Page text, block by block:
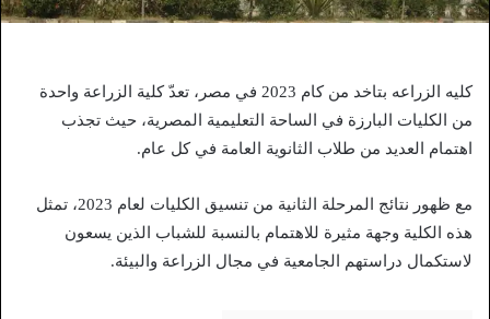
كليه الزراعه بتاخد من كام 2023 في مصر، تعدّ كلية الزراعة واحدة
من الكليات البارزة في الساحة التعليمية المصرية، حيث تجذب
اهتمام العديد من طلاب الثانوية العامة في كل عام.
مع ظهور نتائج المرحلة الثانية من تنسيق الكليات لعام 2023، تمثل
هذه الكلية وجهة مثيرة للاهتمام بالنسبة للشباب الذين يسعون
لاستكمال دراستهم الجامعية في مجال الزراعة والبيئة.